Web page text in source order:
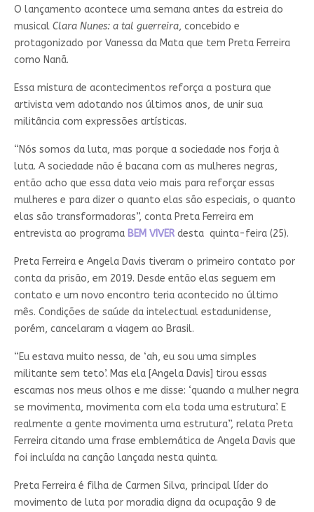
O lançamento acontece uma semana antes da estreia do
musical Clara Nunes: a tal guerreira, concebido e
protagonizado por Vanessa da Mata que tem Preta Ferreira
como Nanã.
Essa mistura de acontecimentos reforça a postura que
artivista vem adotando nos últimos anos, de unir sua
militância com expressões artísticas.
“Nós somos da luta, mas porque a sociedade nos forja à
luta. A sociedade não é bacana com as mulheres negras,
então acho que essa data veio mais para reforçar essas
mulheres e para dizer o quanto elas são especiais, o quanto
elas são transformadoras”, conta Preta Ferreira em
entrevista ao programa BEM VIVERdesta quinta-feira (25).
Preta Ferreira e Angela Davis tiveram o primeiro contato por
conta da prisão, em 2019. Desde então elas seguem em
contato e um novo encontro teria acontecido no último
mês. Condições de saúde da intelectual estadunidense,
porém, cancelaram a viagem ao Brasil.
“Eu estava muito nessa, de ‘ah, eu sou uma simples
militante sem teto’. Mas ela [Angela Davis] tirou essas
escamas nos meus olhos e me disse: ‘quando a mulher negra
se movimenta, movimenta com ela toda uma estrutura’. E
realmente a gente movimenta uma estrutura”, relata Preta
Ferreira citando uma frase emblemática de Angela Davis que
foi incluída na canção lançada nesta quinta.
Preta Ferreira é filha de Carmen Silva, principal líder do
movimento de luta por moradia digna da ocupação 9 de